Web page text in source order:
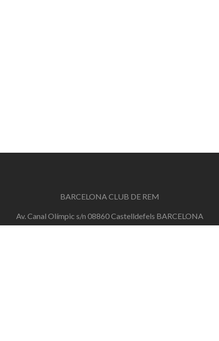
BARCELONA CLUB DE REM
Av. Canal Olímpic s/n 08860 Castelldefels BARCELONA